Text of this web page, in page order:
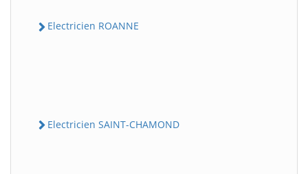
Electricien ROANNE
Electricien SAINT-CHAMOND